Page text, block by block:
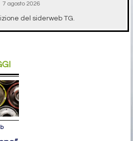
7 agosto 2026
del siderweb TG.